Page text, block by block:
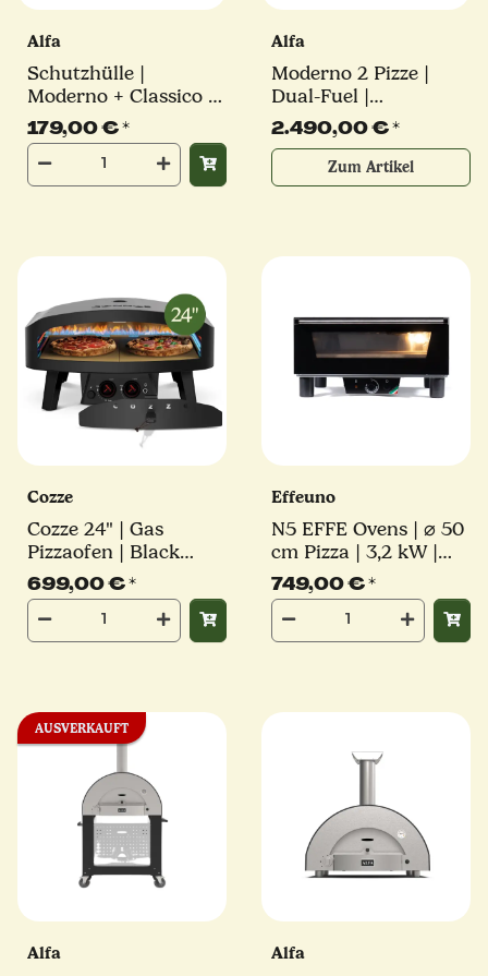
Alfa
Schutzhülle |
Moderno + Classico 2
Pizza mit Unterbau |
Alfa Forni
179,00 €*
Alfa
Moderno 2 Pizze |
Dual-Fuel |
verschiedene Farben |
Alfa Forni
2.490,00 €*
Zum Artikel
Cozze
Cozze 24" | Gas
Pizzaofen | Black
Edition
699,00 €*
Effeuno
N5 EFFE Ovens | ⌀ 50
cm Pizza | 3,2 kW |
inkl. original Effeuno-
Stein | Elektro
Pizzaofen
749,00 €*
AUSVERKAUFT
Alfa Alfa